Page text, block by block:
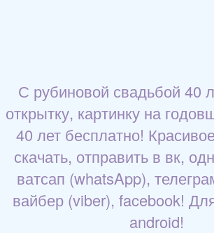
С рубиновой свадьбой 40
открытку, картинку на
40 лет бесплатно!
скачать, отправить в вк,
ватсап (whatsApp),
вайбер (viber), facebook!
android!